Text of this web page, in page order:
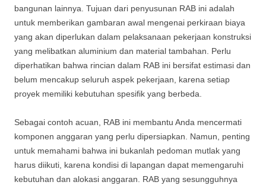
bangunan lainnya. Tujuan dari penyusunan RAB ini adalah
untuk memberikan gambaran awal mengenai perkiraan biaya
yang akan diperlukan dalam pelaksanaan pekerjaan konstruksi
yang melibatkan aluminium dan material tambahan. Perlu
diperhatikan bahwa rincian dalam RAB ini bersifat estimasi dan
belum mencakup seluruh aspek pekerjaan, karena setiap
proyek memiliki kebutuhan spesifik yang berbeda.
Sebagai contoh acuan, RAB ini membantu Anda mencermati
komponen anggaran yang perlu dipersiapkan. Namun, penting
untuk memahami bahwa ini bukanlah pedoman mutlak yang
harus diikuti, karena kondisi di lapangan dapat memengaruhi
kebutuhan dan alokasi anggaran. RAB yang sesungguhnya